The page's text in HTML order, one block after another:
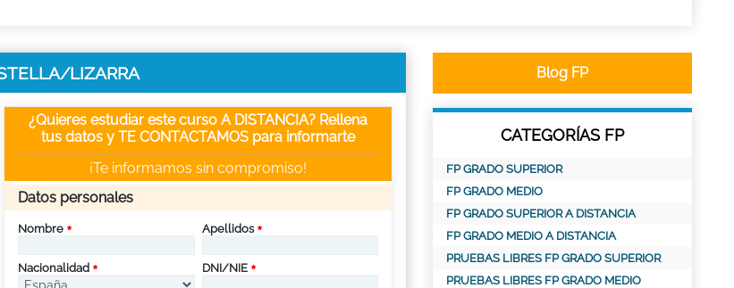
LIZARRA
¿Quieres estudiar este curso A DISTANCIA? Rellena
tus datos y TE CONTACTAMOS para informarte
¡Te informamos sin compromiso!
Datos personales
Nombre Apellidos
Nacionalidad DNI/NIE
Blog FP
CATEGORÍAS FP
FP GRADO SUPERIOR
FP GRADO MEDIO
FP GRADO SUPERIOR A DISTANCIA
FP GRADO MEDIO A DISTANCIA
PRUEBAS LIBRES FP GRADO SUPERIOR
PRUEBAS LIBRES FP GRADO MEDIO